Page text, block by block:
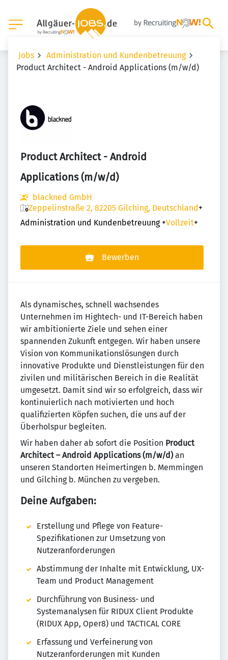
Jobs
Administration und Kundenbetreuung
Product Architect - Android Applications (m/w/d)
Product Architect - Android
Applications (m/w/d)
blackned GmbH
Zeppelinstraße 2, 82205 Gilching, Deutschland+
Administration und Kundenbetreuung +Vollzeit+
Bewerben
Als dynamisches, schnell wachsendes
Unternehmen im Hightech- und IT-Bereich haben
wir ambitionierte Ziele und sehen einer
spannenden Zukunft entgegen. Wir haben unsere
Vision von Kommunikationslösungen durch
innovative Produkte und Dienstleistungen für den
zivilen und militärischen Bereich in die Realität
umgesetzt. Damit sind wir so erfolgreich, dass wir
kontinuierlich nach motivierten und hoch
qualifizierten Köpfen suchen, die uns auf der
Überholspur begleiten.
Wir haben daher ab sofort die Position Product
Architect – Android Applications (m/w/d)an
unseren Standorten Heimertingen b. Memmingen
und Gilching b. München zu vergeben.
Deine Aufgaben:
Erstellung und Pflege von Feature-
Spezifikationen zur Umsetzung von
Nutzeranforderungen
Abstimmung der Inhalte mit Entwicklung, UX-
Team und Product Management
Durchführung von Business- und
Systemanalysen für RIDUX Client Produkte
(RIDUX App, Oper8) und TACTICAL CORE
Erfassung und Verfeinerung von
Nutzeranforderungen mit Kunden